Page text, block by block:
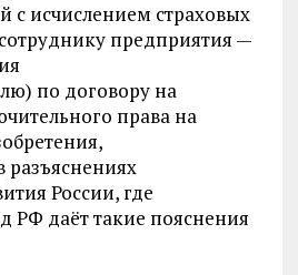
с исчислением страховых
предприятия —
по договору на
права на
разъяснениях
России, где
даёт такие пояснения